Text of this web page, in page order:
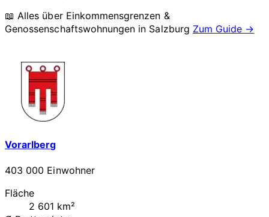
📖 Alles über Einkommensgrenzen &
Genossenschaftswohnungen in Salzburg Zum Guide →
Vorarlberg
403 000 Einwohner
Fläche
2 601 km²